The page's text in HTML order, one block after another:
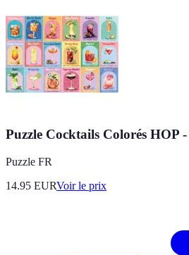
Puzzle Cocktails Colorés HOP
Puzzle FR
14.95 EURVoir le prix